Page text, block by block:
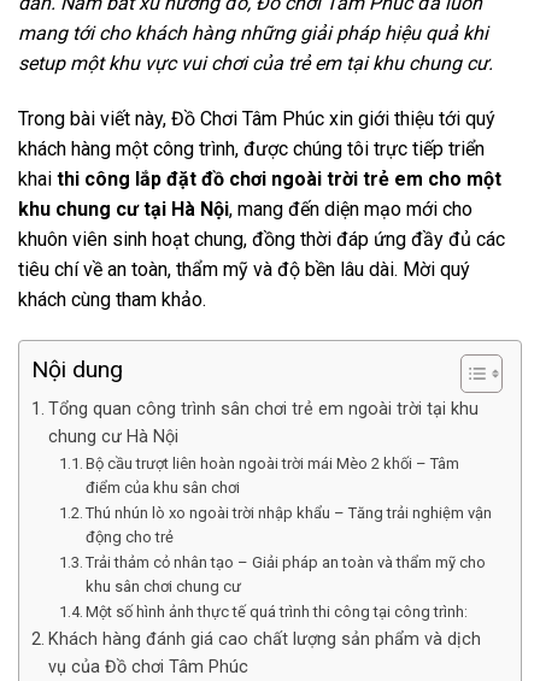
mang tới cho khách hàng những giải pháp hiệu quả khi
setup một khu vực vui chơi của trẻ em tại khu chung cư.
Trong bài viết này, Đồ Chơi Tâm Phúc xin giới thiệu tới quý
khách hàng một công trình, được chúng tôi trực tiếp triển
khai thi công lắp đặt đồ chơi ngoài trời trẻ em cho một
khu chung cư tại Hà Nội, mang đến diện mạo mới cho
khuôn viên sinh hoạt chung, đồng thời đáp ứng đầy đủ các
tiêu chí về an toàn, thẩm mỹ và độ bền lâu dài. Mời quý
khách cùng tham khảo.
Nội dung
Tổng quan công trình sân chơi trẻ em ngoài trời tại khu
chung cư Hà Nội
Bộ cầu trượt liên hoàn ngoài trời mái Mèo 2 khối – Tâm
điểm của khu sân chơi
Thú nhún lò xo ngoài trời nhập khẩu – Tăng trải nghiệm vận
động cho trẻ
Trải thảm cỏ nhân tạo – Giải pháp an toàn và thẩm mỹ cho
khu sân chơi chung cư
Một số hình ảnh thực tế quá trình thi công tại công trình:
Khách hàng đánh giá cao chất lượng sản phẩm và dịch
vụ của Đồ chơi Tâm Phúc